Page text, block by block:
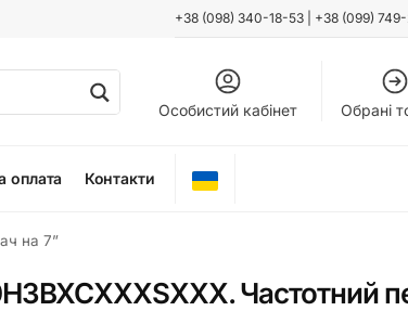
+38 (098) 340-18-53 +38 (099)
Особистий кабінет Обрані
оплата Контакти
на 7”
Частотний